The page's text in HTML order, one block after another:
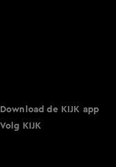
Download de KIJK app
Volg KIJK